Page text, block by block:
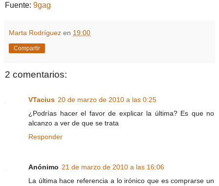
Fuente: 9gag
Marta Rodríguez en 19:00
Compartir
2 comentarios:
VTacius 20 de marzo de 2010 a las 0:25
¿Podrías hacer el favor de explicar la última? Es que no
alcanzo a ver de que se trata
Responder
Anónimo 21 de marzo de 2010 a las 16:06
La última hace referencia a lo irónico que es comprarse un